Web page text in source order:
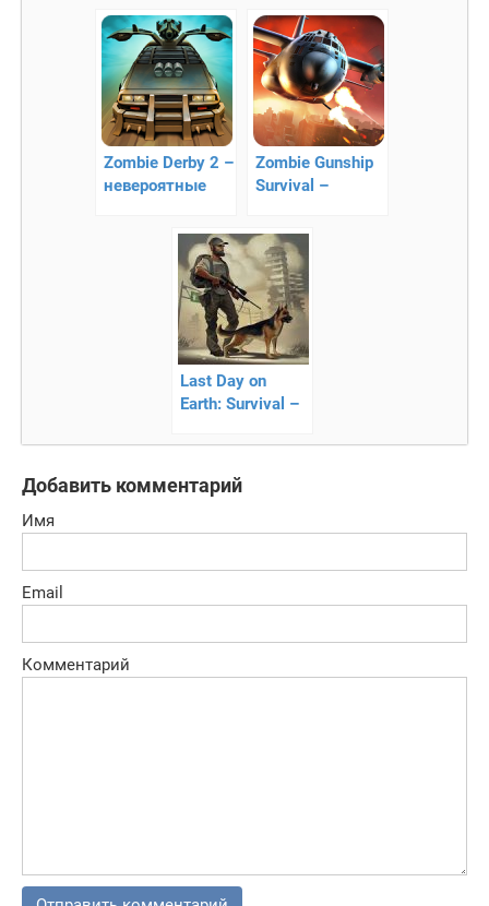
апокалипсис
Zombie Derby 2 –
невероятные
Zombie Gunship
Survival –
зомби с
воздуха!
Last Day on
Earth: Survival –
выживание
Добавить комментарий
Имя
Email
Комментарий